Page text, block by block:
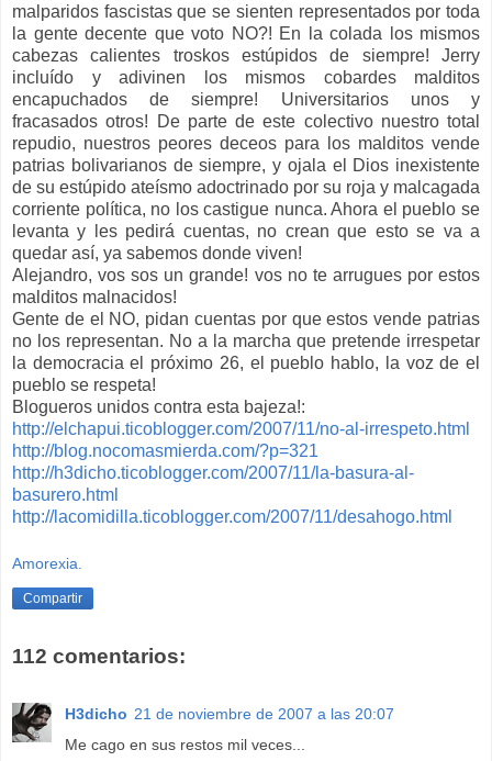
malparidos fascistas que se sienten representados por toda
la gente decente que voto NO?! En la colada los mismos
cabezas calientes troskos estúpidos de siempre! Jerry
incluído y adivinen los mismos cobardes malditos
encapuchados de siempre! Universitarios unos y
fracasados otros! De parte de este colectivo nuestro total
repudio, nuestros peores deceos para los malditos vende
patrias bolivarianos de siempre, y ojala el Dios inexistente
de su estúpido ateísmo adoctrinado por su roja y malcagada
corriente política, no los castigue nunca. Ahora el pueblo se
levanta y les pedirá cuentas, no crean que esto se va a
quedar así, ya sabemos donde viven!
Alejandro, vos sos un grande! vos no te arrugues por estos
malditos malnacidos!
Gente de el NO, pidan cuentas por que estos vende patrias
no los representan. No a la marcha que pretende irrespetar
la democracia el próximo 26, el pueblo hablo, la voz de el
pueblo se respeta!
Blogueros unidos contra esta bajeza!:
http://elchapui.ticoblogger.com/2007/11/no-al-irrespeto.html
http://blog.nocomasmierda.com/?p=321
http://h3dicho.ticoblogger.com/2007/11/la-basura-al-
basurero.html
http://lacomidilla.ticoblogger.com/2007/11/desahogo.html
Amorexia.
Compartir
112 comentarios:
H3dicho 21 de noviembre de 2007 a las 20:07
Me cago en sus restos mil veces...